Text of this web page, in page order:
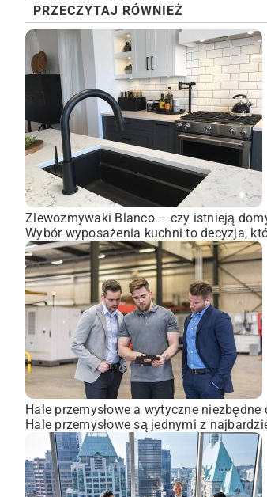
PRZECZYTAJ RÓWNIEŻ
Zlewozmywaki Blanco – czy istnieją
Wybór wyposażenia kuchni to decyzja,
Hale przemysłowe a wytyczne
Hale przemysłowe są jednymi z